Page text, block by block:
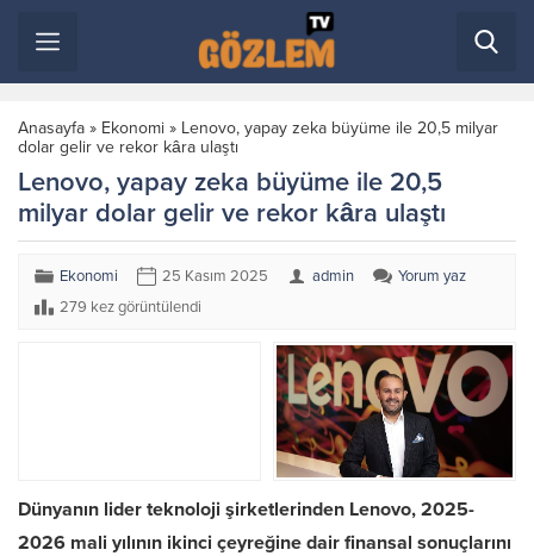
Anasayfa » Ekonomi » Lenovo, yapay zeka büyüme ile 20,5 milyar
dolar gelir ve rekor kâra ulaştı
Lenovo, yapay zeka büyüme ile 20,5
milyar dolar gelir ve rekor kâra ulaştı
Ekonomi 25 Kasım 2025 admin
Yorum yaz
279 kez görüntülendi
Dünyanın lider teknoloji şirketlerinden Lenovo, 2025-
2026 mali yılının ikinci çeyreğine dair finansal sonuçlarını